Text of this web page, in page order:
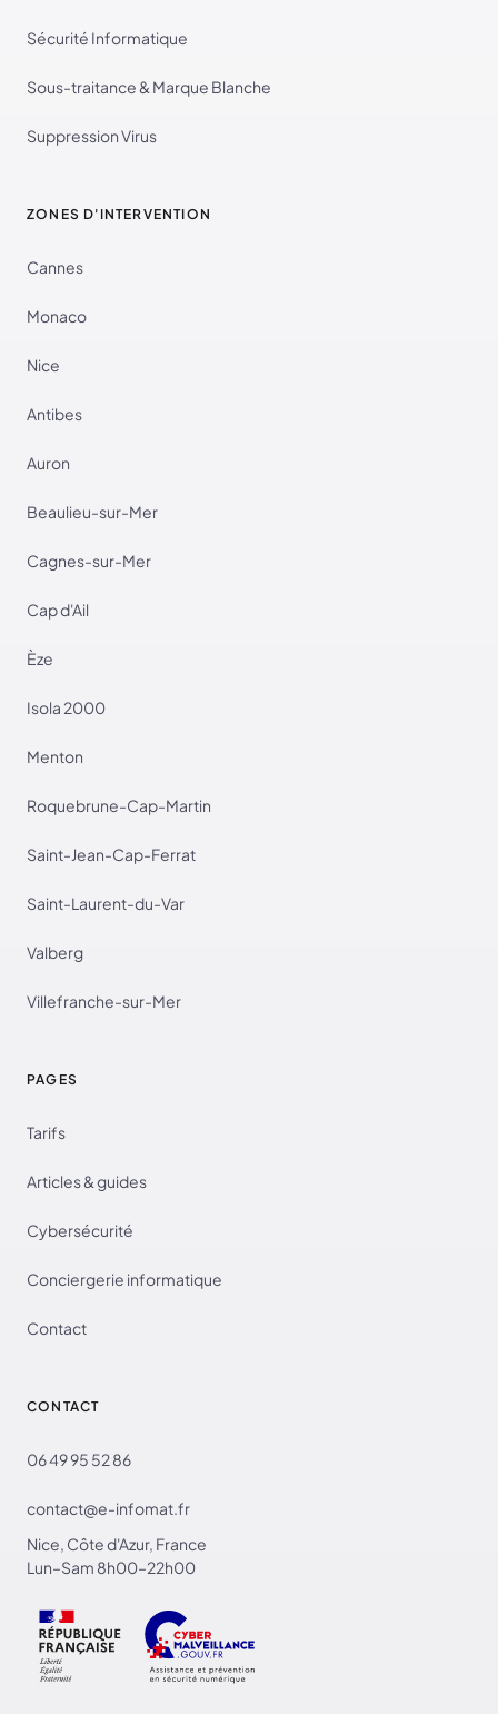
Sécurité Informatique
Sous-traitance & Marque Blanche
Suppression Virus
ZONES D'INTERVENTION
Cannes
Monaco
Nice
Antibes
Auron
Beaulieu-sur-Mer
Cagnes-sur-Mer
Cap d'Ail
Èze
Isola 2000
Menton
Roquebrune-Cap-Martin
Saint-Jean-Cap-Ferrat
Saint-Laurent-du-Var
Valberg
Villefranche-sur-Mer
PAGES
Tarifs
Articles & guides
Cybersécurité
Conciergerie informatique
Contact
CONTACT
06 49 95 52 86
contact@e-infomat.fr
Nice, Côte d'Azur, France
Lun–Sam 8h00–22h00